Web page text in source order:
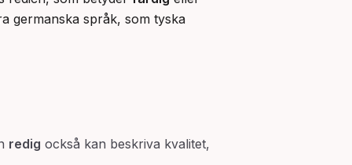
germanska språk, som tyska
redig också kan beskriva kvalitet,